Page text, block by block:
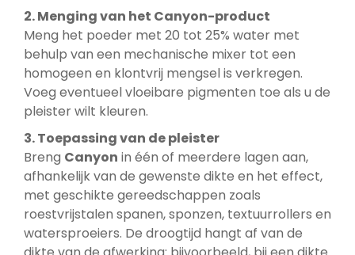
2. Menging van het Canyon-product
Meng het poeder met 20 tot 25% water met
behulp van een mechanische mixer tot een
homogeen en klontvrij mengsel is verkregen.
Voeg eventueel vloeibare pigmenten toe als u de
pleister wilt kleuren.
3. Toepassing van de pleister
Breng Canyon in één of meerdere lagen aan,
afhankelijk van de gewenste dikte en het effect,
met geschikte gereedschappen zoals
roestvrijstalen spanen, sponzen, textuurrollers en
watersproeiers. De droogtijd hangt af van de